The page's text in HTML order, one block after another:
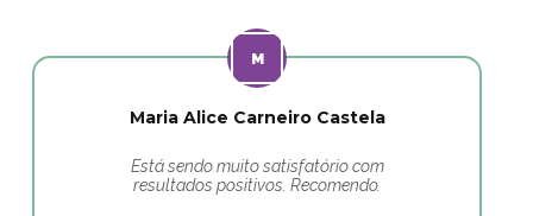
Maria Alice Carneiro Castela
Está sendo muito satisfatório com
resultados positivos. Recomendo.